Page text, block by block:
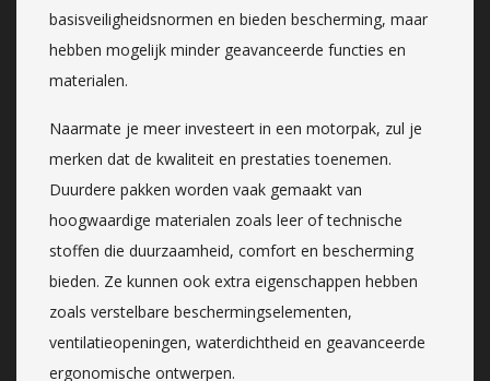
basisveiligheidsnormen en bieden bescherming, maar
hebben mogelijk minder geavanceerde functies en
materialen.
Naarmate je meer investeert in een motorpak, zul je
merken dat de kwaliteit en prestaties toenemen.
Duurdere pakken worden vaak gemaakt van
hoogwaardige materialen zoals leer of technische
stoffen die duurzaamheid, comfort en bescherming
bieden. Ze kunnen ook extra eigenschappen hebben
zoals verstelbare beschermingselementen,
ventilatieopeningen, waterdichtheid en geavanceerde
ergonomische ontwerpen.